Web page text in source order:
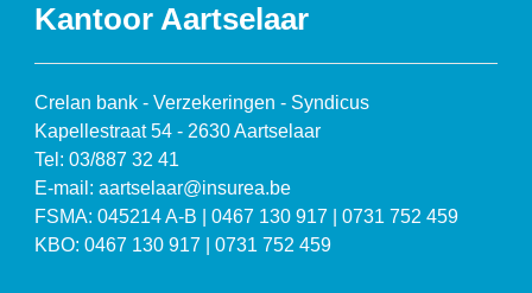
Kantoor Aartselaar
Crelan bank - Verzekeringen - Syndicus
Kapellestraat 54 - 2630 Aartselaar
Tel: 03/887 32 41
E-mail: aartselaar@insurea.be
FSMA: 045214 A-B | 0467 130 917 | 0731 752 459
KBO: 0467 130 917 | 0731 752 459